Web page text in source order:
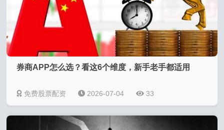
券商APP怎么选？看这6个维度，新手老手都适用
免费股票配资 2026-07-04 33